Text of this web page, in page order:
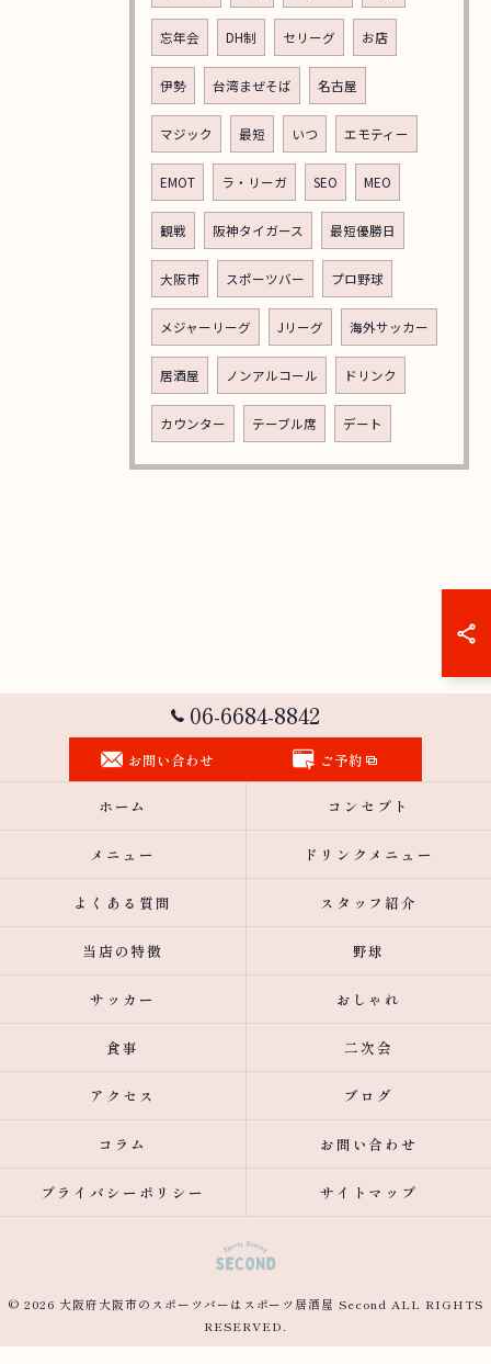
忘年会 DH制 セリーグ お店
伊勢 台湾まぜそば 名古屋
マジック 最短 いつ エモティー
EMOT ラ・リーガ SEO MEO
観戦 阪神タイガース 最短優勝日
大阪市 スポーツバー プロ野球
メジャーリーグ Jリーグ 海外サッカー
居酒屋 ノンアルコール ドリンク
カウンター テーブル席 デート
06-6684-8842
お問い合わせ ご予約
ホーム コンセプト
メニュー ドリンクメニュー
よくある質問 スタッフ紹介
当店の特徴 野球
サッカー おしゃれ
食事 二次会
アクセス ブログ
コラム お問い合わせ
プライバシーポリシー サイトマップ
© 2026 大阪府大阪市のスポーツバーはスポーツ居酒屋 Second ALL RIGHTS
RESERVED.